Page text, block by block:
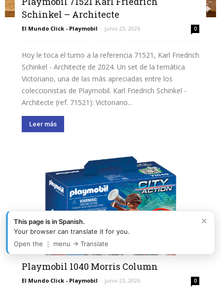
Schinkel – Architecte
El Mundo Click - Playmobil - junio 23, 2026 0
Hoy le toca el turno a la referencia 71521, Karl Friedrich
Schinkel - Architecte de 2024. Un set de la temática
Victoriano, una de las más apreciadas entre los
coleccionistas de Playmobil. Karl Friedrich Schinkel -
Architecte (ref. 71521): Victoriano...
Leer más
Playmobil 1040 Morris Column
El Mundo Click - Playmobil - junio 23, 2026 0
×
This page is in Spanish.
Your browser can translate it for you.
Open the ⋮ menu → Translate